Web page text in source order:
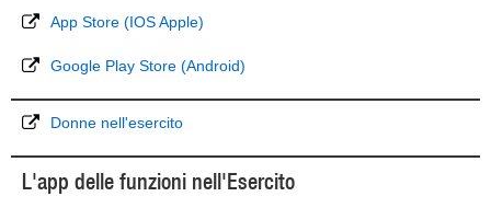
App Store (IOS Apple)
Google Play Store (Android)
Donne nell'esercito
L'app delle funzioni nell'Esercito